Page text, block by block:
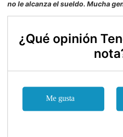
no le alcanza el sueldo. Mucha
¿Qué opinión